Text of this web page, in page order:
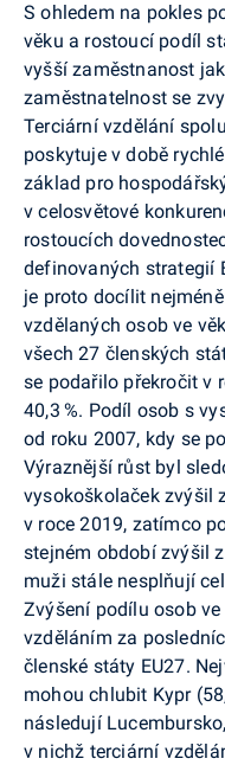
S ohledem na pokles
věku a rostoucí podíl
vyšší zaměstnanost
zaměstnatelnost se
Terciární vzdělání
poskytuje v době
základ pro
v celosvětové
rostoucích
definovaných strategií
je proto docílit
vzdělaných osob ve
všech 27 členských
se podařilo překročit v
40,3 %. Podíl osob s
od roku 2007, kdy se
Výraznější růst byl
vysokoškolaček zvýšil
v roce 2019, zatímco
stejném období zvýšil
muži stále nesplňují
Zvýšení podílu osob
vzděláním za
členské státy EU27.
mohou chlubit Kypr
následují
v nichž terciární